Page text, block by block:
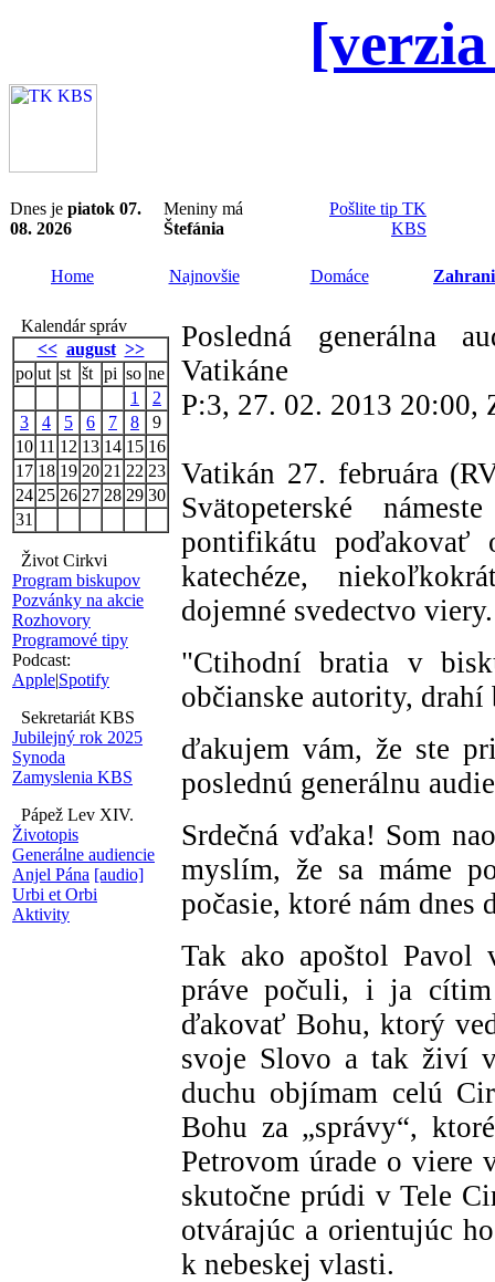
Dnes je piatok 07.
08. 2026
Meniny má
Štefánia
Pošlite tip TK
KBS
Home Najnovšie Domáce
Kalendár správ
<< august >>
po ut st št pi so ne
1
2
3
4 5 6 7 8
9
10 11 12 13 14 15 16
17 18 19 20 21 22 23
24 25 26 27 28 29 30
31
Život Cirkvi
Program biskupov
Pozvánky na akcie
Rozhovory
Programové tipy
Podcast:
Apple|Spotify
Sekretariát KBS
Jubilejný rok 2025
Synoda
Zamyslenia KBS
Pápež Lev XIV.
Životopis
Generálne audiencie
Anjel Pána [audio]
Urbi et Orbi
Aktivity
Posledná generálna
Vatikáne
P:3, 27. 02. 2013 20:00,
Vatikán 27. februára
Svätopeterské
pontifikátu
katechéze,
dojemné svedectvo
"Ctihodní bratia v
občianske autority, drahí
ďakujem vám, že ste
poslednú generálnu
Srdečná vďaka! Som
myslím, že sa máme
počasie, ktoré nám dnes
Tak ako apoštol Pavol
práve počuli, i ja cítim
ďakovať Bohu, ktorý
svoje Slovo a tak živí
duchu objímam celú
Bohu za „správy“,
Petrovom úrade o viere
skutočne prúdi v Tele
otvárajúc a orientujúc
k nebeskej vlasti.